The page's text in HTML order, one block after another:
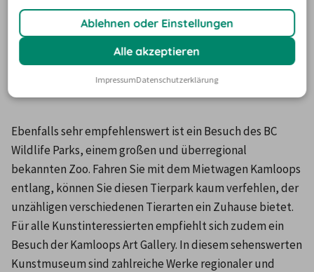
unternehmen, oder entlang der breiten Uferpromenade
spazieren gehen.
Mit dem Mietwagen Kamloops
Ebenfalls sehr empfehlenswert ist ein Besuch des BC
Wildlife Parks, einem großen und überregional
bekannten Zoo. Fahren Sie mit dem Mietwagen Kamloops
entlang, können Sie diesen Tierpark kaum verfehlen, der
unzähligen verschiedenen Tierarten ein Zuhause bietet.
Für alle Kunstinteressierten empfiehlt sich zudem ein
Besuch der Kamloops Art Gallery. In diesem sehenswerten
Kunstmuseum sind zahlreiche Werke regionaler und
Ablehnen oder Einstellungen
Alle akzeptieren
ImpressumDatenschutzerklärung